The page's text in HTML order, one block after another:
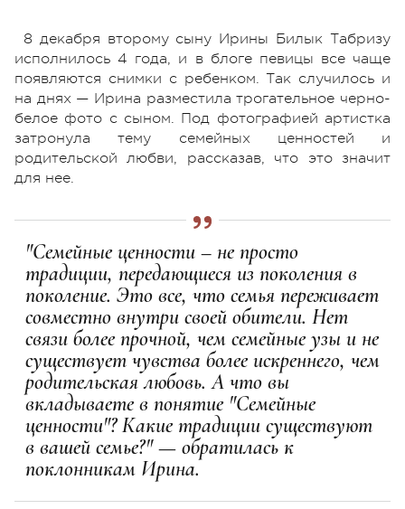
8 декабря второму сыну Ирины Билык Табризу
исполнилось 4 года, и в блоге певицы все чаще
появляются снимки с ребенком. Так случилось и
на днях — Ирина разместила трогательное черно-
белое фото с сыном. Под фотографией артистка
затронула тему семейных ценностей и
родительской любви, рассказав, что это значит
для нее.
"Семейные ценности – не просто
традиции, передающиеся из поколения в
поколение. Это все, что семья переживает
совместно внутри своей обители. Нет
связи более прочной, чем семейные узы и не
существует чувства более искреннего, чем
родительская любовь. А что вы
вкладываете в понятие "Семейные
ценности"? Какие традиции существуют
в вашей семье?" — обратилась к
поклонникам Ирина.